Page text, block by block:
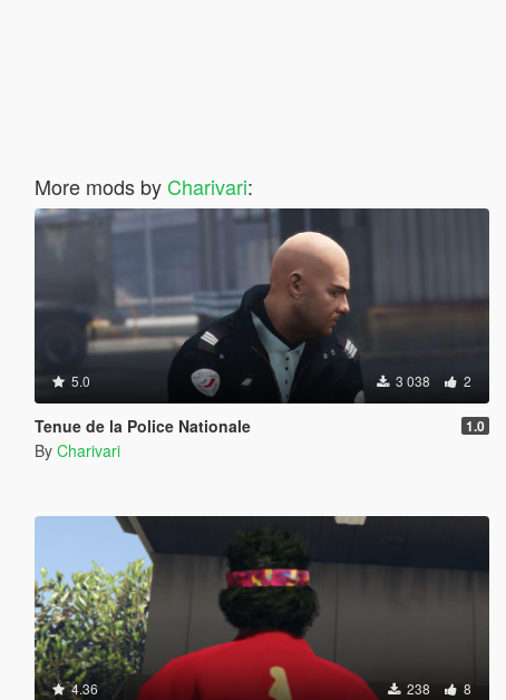
More mods by Charivari:
5.0 3 038 2
Tenue de la Police Nationale 1.0
By Charivari
4.36 238 8